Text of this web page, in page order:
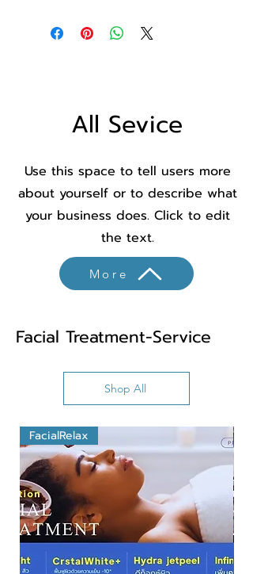
All Sevice
Use this space to tell users more
about yourself or to describe what
your business does. Click to edit
the text.
More
Facial Treatment-Service
Shop All
FacialRelax